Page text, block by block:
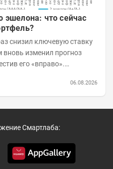
эшелона: что сейчас
снизил ключевую ставку
вновь изменил прогноз
его «вправо».
06.08.2026
Смартлаба: